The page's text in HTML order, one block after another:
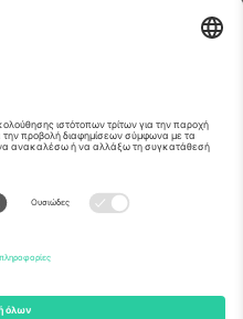
UAE Dubai Silicon Oasis, DDP
Building A1, Office 302, Dubai,
ενδέχεται να
σελίδα της συγκεκριμένης